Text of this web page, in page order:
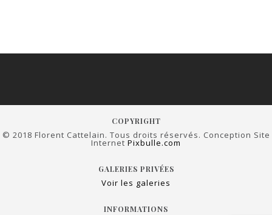
COPYRIGHT
© 2018 Florent Cattelain. Tous droits réservés. Conception Site
Internet Pixbulle.com
GALERIES PRIVÉES
Voir les galeries
INFORMATIONS